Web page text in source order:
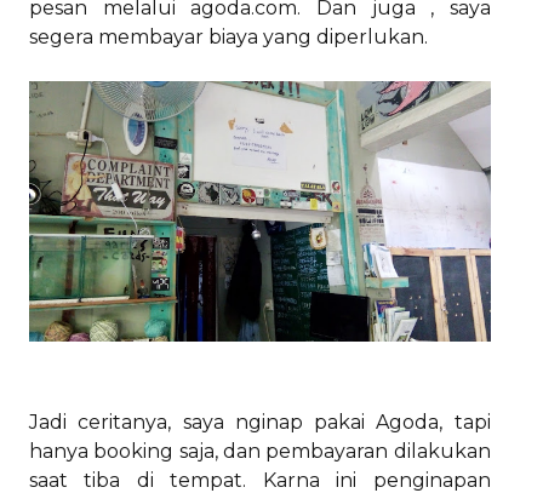
pesan melalui agoda.com. Dan juga , saya
segera membayar biaya yang diperlukan.
Jadi ceritanya, saya nginap pakai Agoda, tapi
hanya booking saja, dan pembayaran dilakukan
saat tiba di tempat. Karna ini penginapan